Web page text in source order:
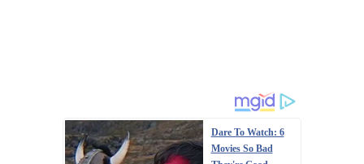
Dare To Watch: 6
Movies So Bad